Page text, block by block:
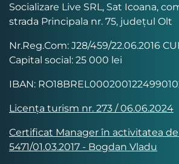
Socializare Live SRL, Sat Icoana,
strada Principala nr. 75, județul Olt
Nr.Reg.Com: J28/459/22.06.2016
Capital social: 25 000 lei
IBAN:
Licența turism nr. 273 / 06.06.2024
Certificat Manager în activitatea
5471/01.03.2017 - Bogdan Vladu